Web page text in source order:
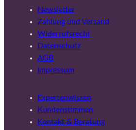
Newsletter
Zahlung und Versand
Widerrufsrecht
Datenschutz
AGB
Impressum
Expertenwissen
Kundenstimmen
Kontakt & Beratung